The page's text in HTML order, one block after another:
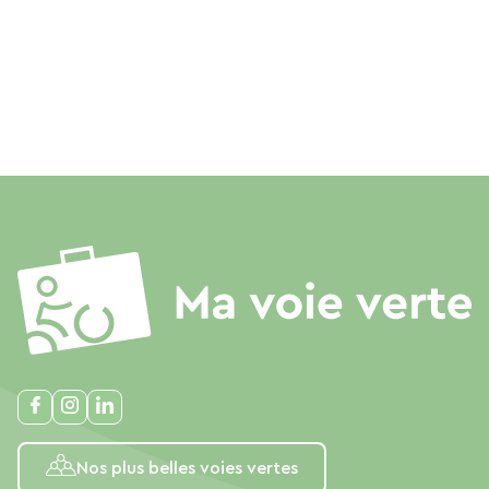
Nos plus belles voies vertes